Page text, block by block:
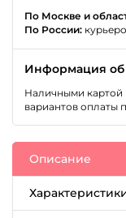
По Москве и
По России:
Информация об
Наличными картой
вариантов оплаты
Описание